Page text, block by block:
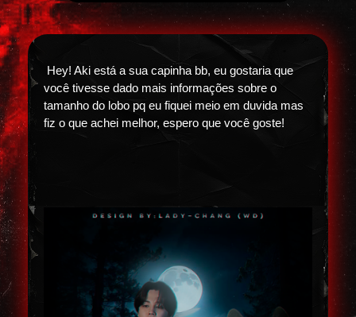
Hey! Aki está a sua capinha bb, eu gostaria que
você tivesse dado mais informações sobre o
tamanho do lobo pq eu fiquei meio em duvida mas
fiz o que achei melhor, espero que você goste!